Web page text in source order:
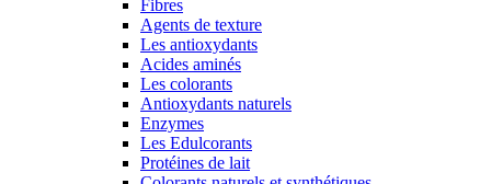
Fibres
Agents de texture
Les antioxydants
Acides aminés
Les colorants
Antioxydants naturels
Enzymes
Les Edulcorants
Protéines de lait